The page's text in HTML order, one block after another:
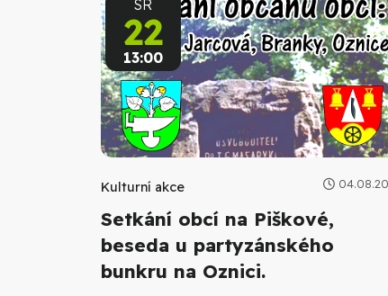
SR
22
13:00
Kulturní akce
Setkání obcí na Piškové,
beseda u partyzánského
bunkru na Oznici.